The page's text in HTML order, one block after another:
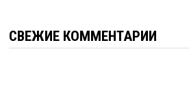
СВЕЖИЕ КОММЕНТАРИИ